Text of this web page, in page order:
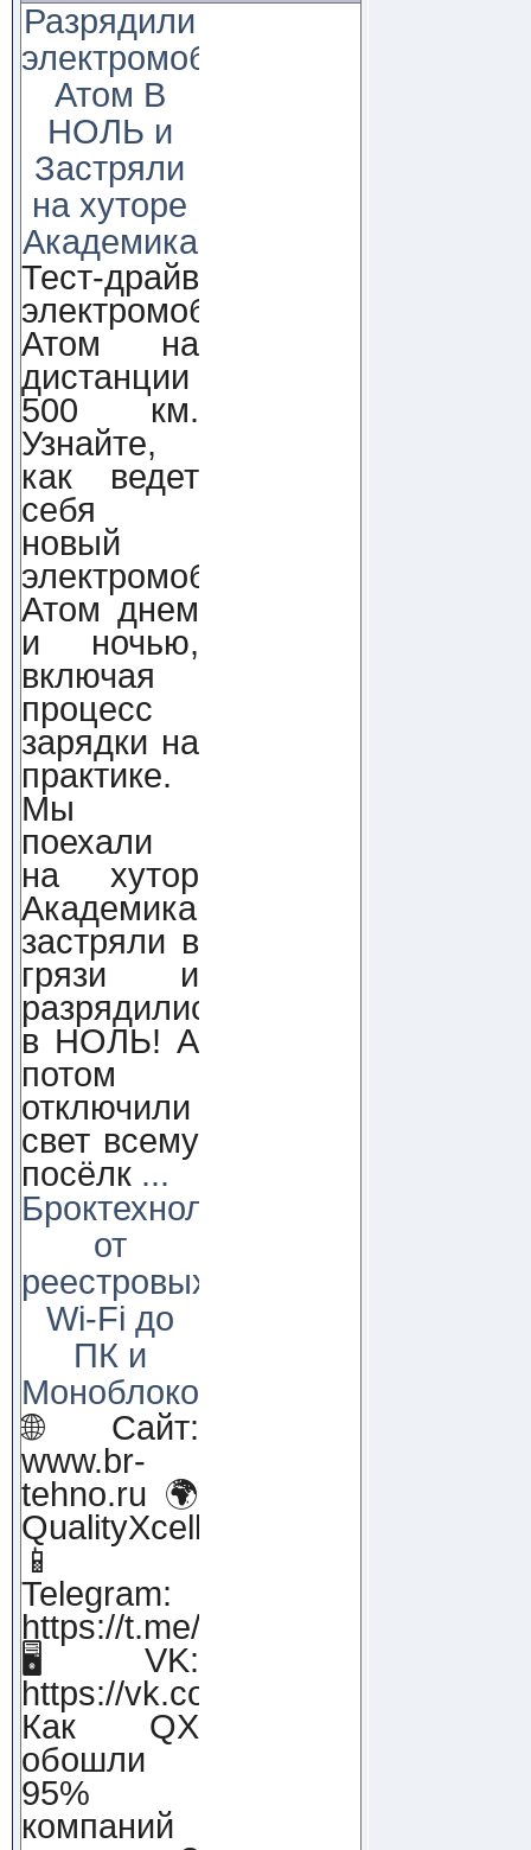
Разрядили
электромобиль
Атом В
НОЛЬ и
Застряли
на хуторе
Академика
Тест-драйв
электромобиля
Атом на
дистанции
500 км.
Узнайте,
как ведет
себя
новый
электромобиль
Атом днем
и ночью,
включая
процесс
зарядки на
практике.
Мы
поехали
на хутор
Академика,
застряли в
грязи и
разрядились
в НОЛЬ! А
потом
отключили
свет всему
посёлк ...
Броктехнолоджи:
от
реестровых
Wi-Fi до
ПК и
Моноблоков!
🌐 Сайт:
www.br-
tehno.ru 🌍
QualityXcellence.ru
📱
Telegram:
https://t.me/qx_lab_IT
🖥 VK:
https://vk.com/qualityxcellenc
Как QX
обошли
95%
компаний